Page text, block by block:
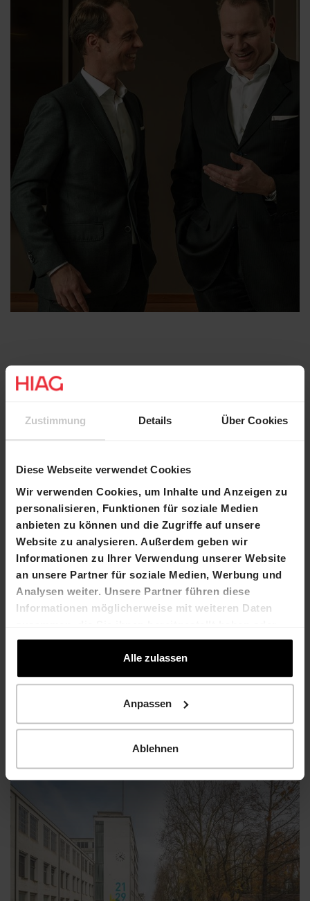
Zustimmung Details Über Cookies
Diese Webseite verwendet Cookies
Wir verwenden Cookies, um Inhalte und Anzeigen zu
personalisieren, Funktionen für soziale Medien
anbieten zu können und die Zugriffe auf unsere
Website zu analysieren. Außerdem geben wir
Informationen zu Ihrer Verwendung unserer Website
an unsere Partner für soziale Medien, Werbung und
Analysen weiter. Unsere Partner führen diese
Informationen möglicherweise mit weiteren Daten
die sie im Rahmen Ihrer Nutzung der Dienste
Alle zulassen
Anpassen
Ablehnen
Read more
Cham
Start of construction for CHAMA